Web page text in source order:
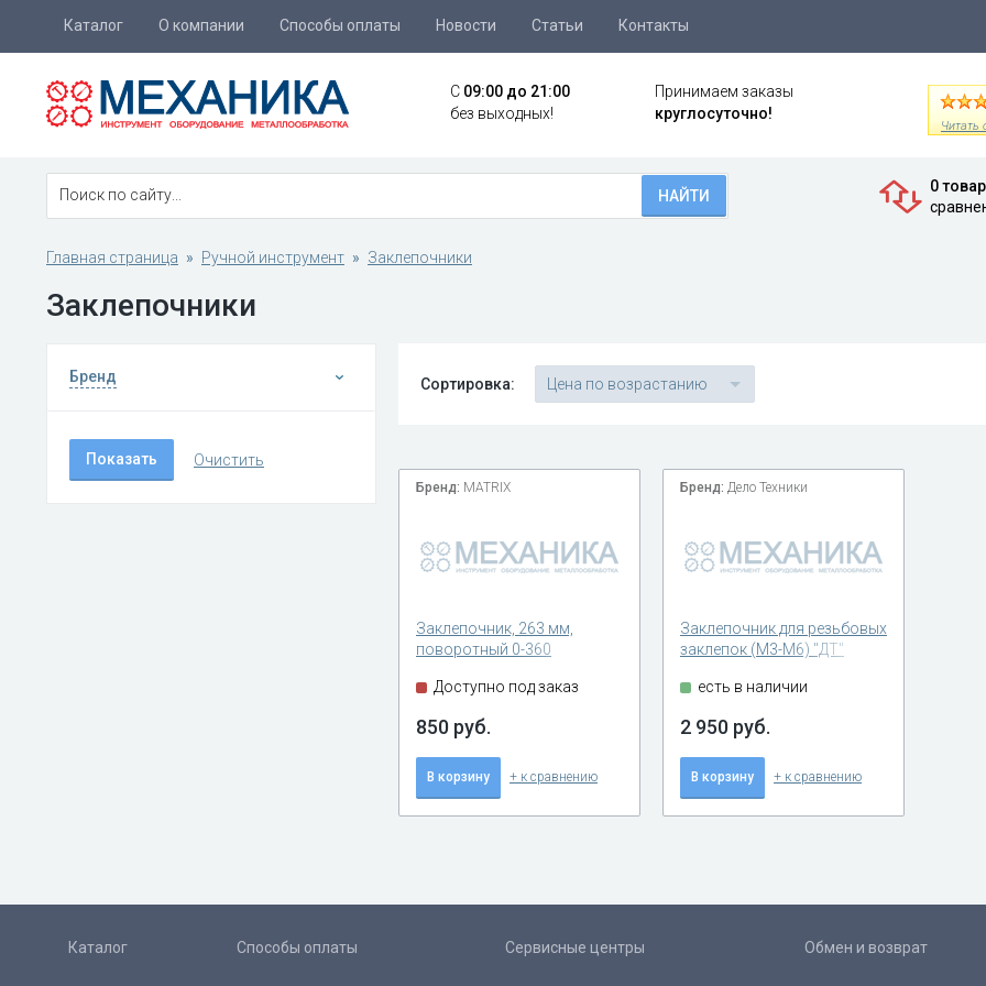
Каталог О компании Способы оплаты Новости Статьи Контакты
C 09:00 до 21:00
без выходных!
Принимаем заказы
круглосуточно!
Читать
НАЙТИ
0
Главная страница Ручной инструмент Заклепочники
Заклепочники
Бренд Сортировка: Цена по возрастанию
Бренд: MATRIX
Заклепочник, 263 мм,
поворотный 0-360
4,0-4,8 мм
Доступно под заказ
850 руб.
В корзину + к сравнению
Бренд: Дело Техники
Заклепочник для резьбовых
заклепок (M3-M6) "ДТ"
есть в наличии
2 950 руб.
В корзину + к сравнению
Каталог Способы оплаты Сервисные центры Обмен и возврат